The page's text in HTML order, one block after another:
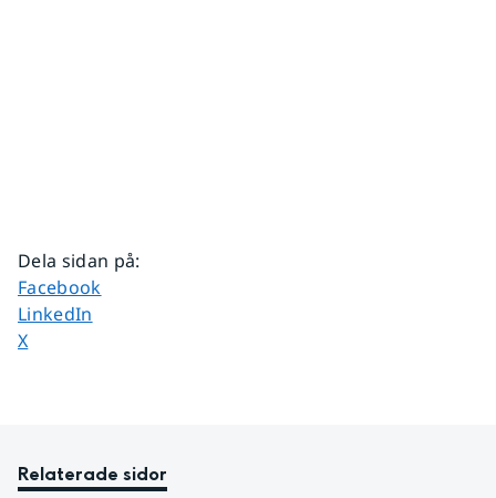
Dela sidan på:
Dela sidan på
Facebook
Dela sidan på
LinkedIn
Dela sidan på
X
Relaterade sidor